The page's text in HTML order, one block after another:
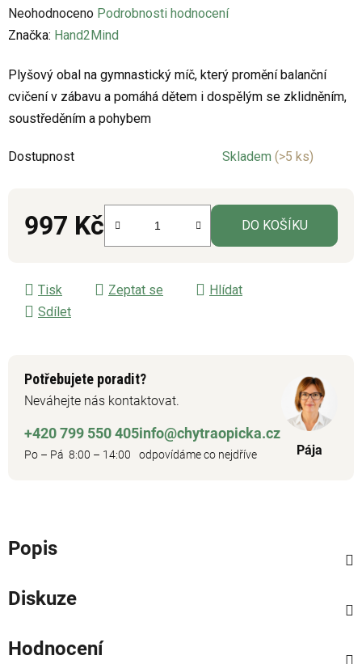
Průměrné
hodnocení
je
0,0
z
hvězdiček.
Neohodnoceno Podrobnosti hodnocení
Značka: Hand2Mind
Plyšový obal na gymnastický míč, který promění balanční
cvičení v zábavu a pomáhá dětem i dospělým se zklidněním,
soustředěním a pohybem
Dostupnost Skladem (>5 ks)
997 Kč DO KOŠÍKU
Tisk Zeptat se
Hlídat
Sdílet
Potřebujete poradit?
Neváhejte nás kontaktovat.
+420 799 550 405
Po – Pá 8:00 – 14:00
info@chytraopicka.cz
odpovídáme co nejdříve Pája
Popis
Diskuze
Hodnocení